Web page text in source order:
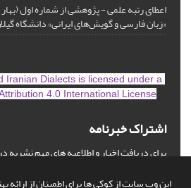
این وب سایت از کوکی ها برای اطمینان از ارائه
«زبان فارسی و گویش‌های ایرانی» دانشگاه
is licensed under a
4.0 International License
اشتراک خبرنامه
برای دریافت اخبار و اطلاعیه های مهم